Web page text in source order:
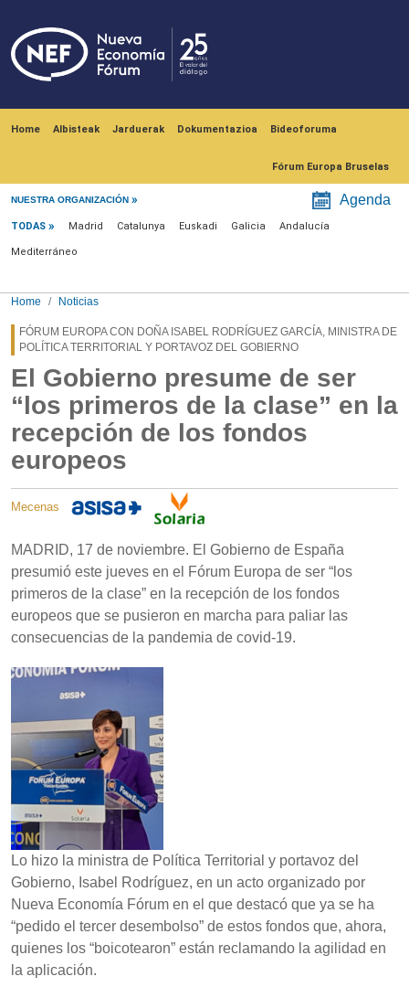
Home Albisteak Jarduerak Dokumentazioa Bideoforuma
Fórum Europa Bruselas
NUESTRA ORGANIZACIÓN Agenda
Menú noticias
TODAS Madrid Catalunya Euskadi Galicia Andalucía
Mediterráneo
Home Noticias
FÓRUM EUROPA CON DOÑA ISABEL RODRÍGUEZ GARCÍA, MINISTRA DE
POLÍTICA TERRITORIAL Y PORTAVOZ DEL GOBIERNO
El Gobierno presume de ser
“los primeros de la clase” en la
recepción de los fondos
europeos
Mecenas
MADRID, 17 de noviembre. El Gobierno de España
presumió este jueves en el Fórum Europa de ser “los
primeros de la clase” en la recepción de los fondos
europeos que se pusieron en marcha para paliar las
consecuencias de la pandemia de covid-19.
Lo hizo la ministra de Política Territorial y portavoz del
Gobierno, Isabel Rodríguez, en un acto organizado por
Nueva Economía Fórum en el que destacó que ya se ha
“pedido el tercer desembolso” de estos fondos que, ahora,
quienes los “boicotearon” están reclamando la agilidad en
la aplicación.